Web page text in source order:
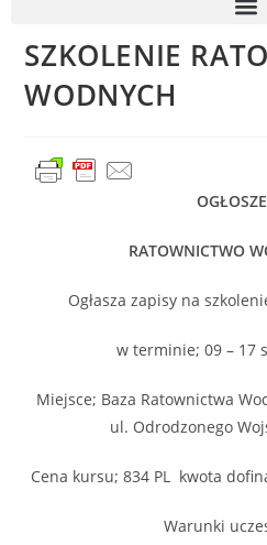
SZKOLENIE
WODNYCH
RATOWNICTWO
Ogłasza zapisy na
w terminie; 09 – 17
Miejsce; Baza Ratownictwa
ul. Odrodzonego
Cena kursu; 834 PL kwota
Warunki